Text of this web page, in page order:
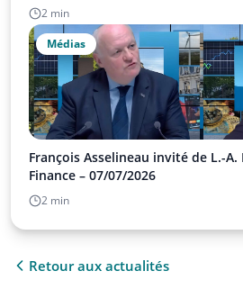
2 min
Médias
François Asselineau invité de L.-
Finance – 07/07/2026
2 min
Retour aux actualités